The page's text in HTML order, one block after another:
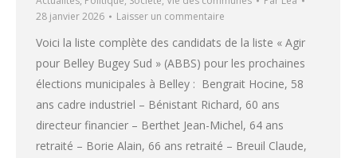
28 janvier 2026
Laisser un commentaire
Voici la liste complète des candidats de la liste « Agir
pour Belley Bugey Sud » (ABBS) pour les prochaines
élections municipales à Belley : Bengrait Hocine, 58
ans cadre industriel – Bénistant Richard, 60 ans
directeur financier – Berthet Jean-Michel, 64 ans
retraité – Borie Alain, 66 ans retraité – Breuil Claude,